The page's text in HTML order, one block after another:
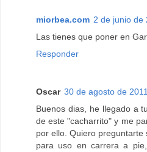
miorbea.com 2 de junio de
Las tienes que poner en
Responder
Oscar 30 de agosto de
Buenos dias, he llegado a
de este "cacharrito" y me
por ello. Quiero preguntarte
para uso en carrera a